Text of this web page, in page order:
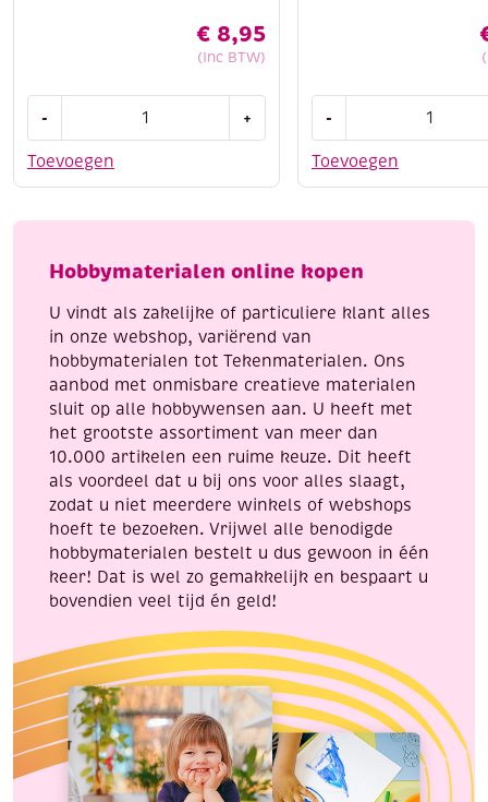
€ 8,95
(Inc BTW)
Toevoegen
-
/
platen,
poesje
blanco
aantal
+
Toevoegen
-
Kraskaarten,
24x30cm,
aantal
Hobbymaterialen online kopen
U vindt als zakelijke of particuliere klant alles
in onze webshop, variërend van
hobbymaterialen tot Tekenmaterialen. Ons
aanbod met onmisbare creatieve materialen
sluit op alle hobbywensen aan. U heeft met
het grootste assortiment van meer dan
10.000 artikelen een ruime keuze. Dit heeft
als voordeel dat u bij ons voor alles slaagt,
zodat u niet meerdere winkels of webshops
hoeft te bezoeken. Vrijwel alle benodigde
hobbymaterialen bestelt u dus gewoon in één
keer! Dat is wel zo gemakkelijk en bespaart u
bovendien veel tijd én geld!